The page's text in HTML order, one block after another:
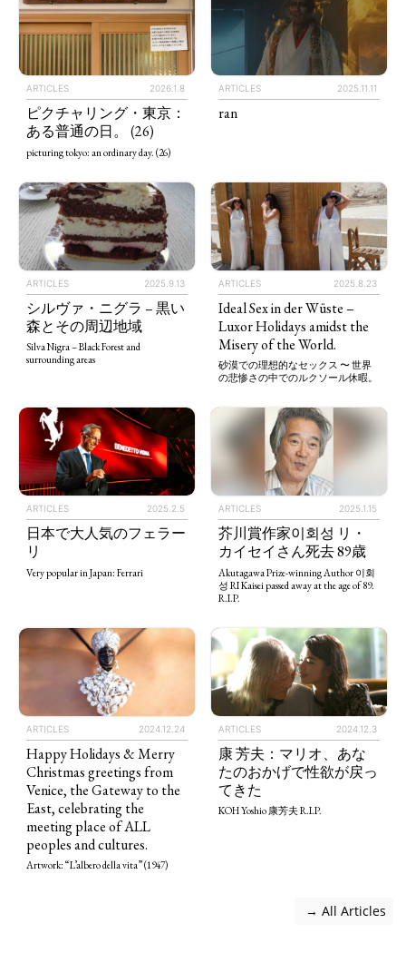
ARTICLES 2026.1.8
ピクチャリング・東京：
ある普通の日。 (26)
picturing tokyo: an ordinary day. (26)
ARTICLES 2025.11.11
ran
ARTICLES 2025.9.13
シルヴァ・ニグラ – 黒い
森とその周辺地域
Silva Nigra – Black Forest and
surrounding areas
ARTICLES 2025.8.23
Ideal Sex in der Wüste –
Luxor Holidays amidst the
Misery of the World.
砂漠での理想的なセックス 〜 世界
の悲惨さの中でのルクソール休暇。
ARTICLES 2025.2.5
日本で大人気のフェラー
リ
Very popular in Japan: Ferrari
ARTICLES 2025.1.15
芥川賞作家이회성 リ・
カイセイさん死去 89歳
Akutagawa Prize-winning Author 이회
성 RI Kaisei passed away at the age of 89.
R.I.P.
ARTICLES 2024.12.24
Happy Holidays & Merry
Christmas greetings from
Venice, the Gateway to the
East, celebrating the
meeting place of ALL
peoples and cultures.
Artwork: “L’albero della vita” (1947)
ARTICLES 2024.12.3
康 芳夫：マリオ、あな
たのおかげで性欲が戻っ
てきた
KOH Yoshio 康芳夫 R.I.P.
→ All Articles